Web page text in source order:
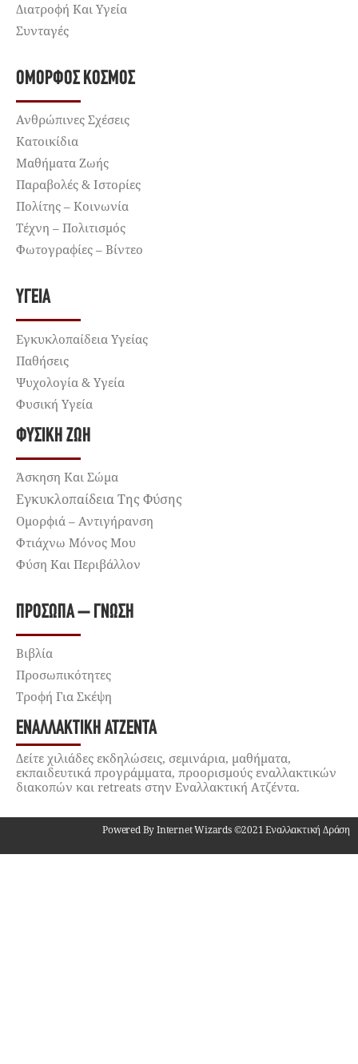
Διατροφή Και Υγεία
Συνταγές
ΌΜΟΡΦΟΣ ΚΌΣΜΟΣ
Ανθρώπινες Σχέσεις
Κατοικίδια
Μαθήματα Ζωής
Παραβολές & Ιστορίες
Πολίτης – Κοινωνία
Τέχνη – Πολιτισμός
Φωτογραφίες – Βίντεο
ΥΓΕΊΑ
Εγκυκλοπαίδεια Υγείας
Παθήσεις
Ψυχολογία & Υγεία
Φυσική Υγεία
ΦΥΣΙΚΉ ΖΩΉ
Άσκηση Και Σώμα
Εγκυκλοπαίδεια Της Φύσης
Ομορφιά – Αντιγήρανση
Φτιάχνω Μόνος Μου
Φύση Και Περιβάλλον
ΠΡΌΣΩΠΑ – ΓΝΏΣΗ
Βιβλία
Προσωπικότητες
Τροφή Για Σκέψη
ΕΝΑΛΛΑΚΤΙΚΉ ΑΤΖΈΝΤΑ
Δείτε χιλιάδες εκδηλώσεις, σεμινάρια, μαθήματα,
εκπαιδευτικά προγράμματα, προορισμούς εναλλακτικών
διακοπών και retreats στην Εναλλακτική Ατζέντα.
Powered By Internet Wizards ©2021 Εναλλακτική Δράση